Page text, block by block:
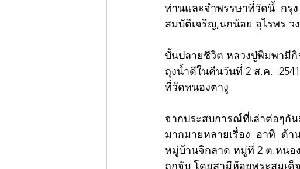
ท่านและจำพรรษาที่วัดนี้  กรุ
สมบัติเจริญ,นกน้อย อุไรพร ว
บั้นปลายชีวิต หลวงปู่พิมพามี
ถุงน้ำดีในคืนวันที่ 2 ส.ค.
ที่วัดหนองตางู
จากประสบการณ์ที่เล่าต่อๆกั
มากมายหลายเรื่อง  อาทิ  ด้
หมู่บ้านจิกลาด หมู่ที่ 2 ต.หนอ
ถูกจับ โดยสามีห้อยพระสมเด็